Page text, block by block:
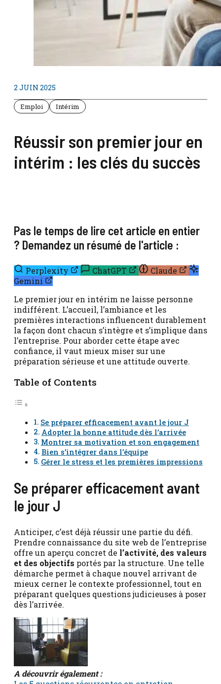
2 JUIN 2025
Emploi Intérim
Réussir son premier jour en
intérim : les clés du succès
Pas le temps de lire cet article en entier
? Demandez un résumé de l'article :
Perplexity ChatGPT
Claude
Gemini
Le premier jour en intérim ne laisse personne
indifférent. L’accueil, l’ambiance et les
premières interactions influencent durablement
la façon dont chacun s’intègre et s’implique dans
l’entreprise. Pour aborder cette étape avec
confiance, il vaut mieux miser sur une
préparation sérieuse et une attitude ouverte.
Table of Contents
Se préparer efficacement avant le jour J
Adopter la bonne attitude dès l’arrivée
Montrer sa motivation et son engagement
Bien s’intégrer dans l’équipe
Gérer le stress et les premières impressions
Se préparer efficacement avant
le jour J
Anticiper, c’est déjà réussir une partie du défi.
Prendre connaissance du site web de l’entreprise
offre un aperçu concret de l’activité, des valeurs
et des objectifs portés par la structure. Une telle
démarche permet à chaque nouvel arrivant de
mieux cerner le contexte professionnel, tout en
préparant quelques questions judicieuses à poser
dès l’arrivée.
A découvrir également :